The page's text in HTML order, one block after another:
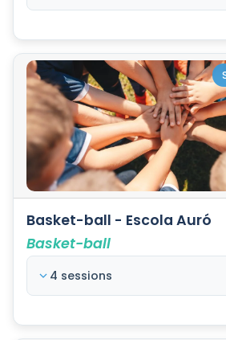
Basket-ball - Escola Auró
Basket-ball
4 sessions